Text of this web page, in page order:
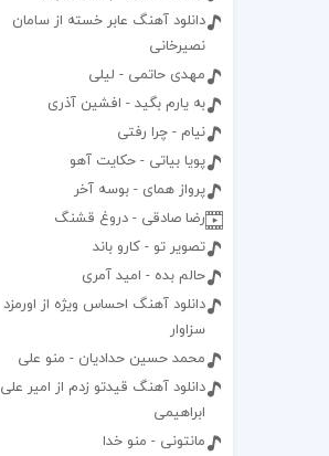
دانلود آهنگ عابر خسته از سامان
نصیرخانی
مهدی حاتمی - لیلی
به یارم بگید - افشین آذری
نیام - چرا رفتی
پویا بیاتی - حکایت آهو
پرواز همای - بوسه آخر
رضا صادقی - دروغ قشنگ
تصویر تو - کارو باند
حالم بده - امید آمری
دانلود آهنگ احساس ویژه از اورمزد
سزاوار
محمد حسین حدادیان - منو علی
دانلود آهنگ قیدتو زدم از امیر علی
ابراهیمی
مانتونی - منو خدا